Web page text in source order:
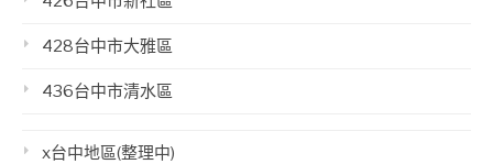
428台中市大雅區
436台中市清水區
x台中地區(整理中)